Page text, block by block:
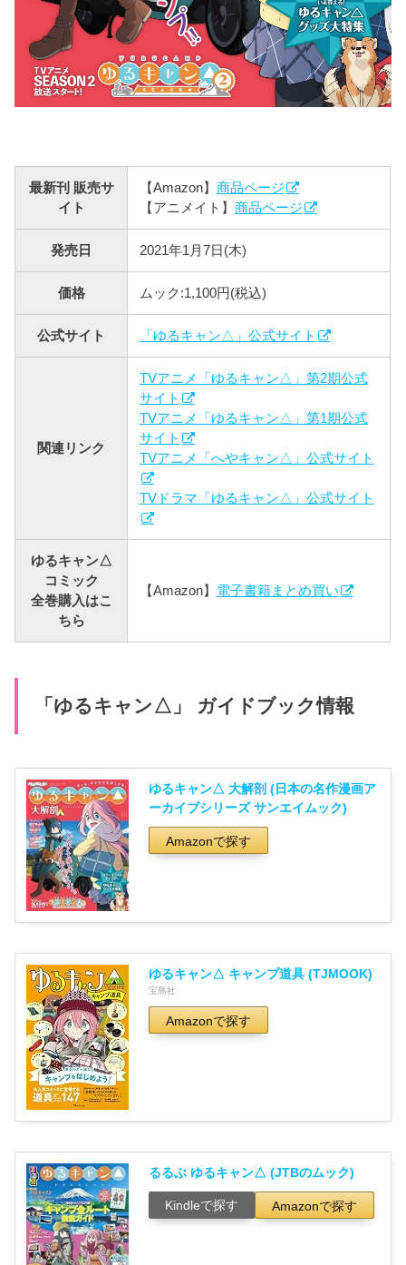
最新刊 販売サ
イト
【Amazon】 商品ページ
【アニメイト】 商品ページ
発売日 2021年1月7日(木)
価格 ムック:1,100円(税込)
公式サイト 「ゆるキャン△」公式サイト
関連リンク
TVアニメ「ゆるキャン△」第2期公式
サイト
TVアニメ「ゆるキャン△」第1期公式
サイト
TVアニメ「へやキャン△」公式サイト
TVドラマ「ゆるキャン△」公式サイト
ゆるキャン△
コミック
全巻購入はこ
ちら
【Amazon】 電子書籍まとめ買い
「ゆるキャン△」 ガイドブック情報
ゆるキャン△ 大解剖 (日本の名作漫画ア
ーカイブシリーズ サンエイムック)
Amazonで探す
ゆるキャン△ キャンプ道具 (TJMOOK)
宝島社
Amazonで探す
るるぶ ゆるキャン△ (JTBのムック)
Kindleで探す Amazonで探す